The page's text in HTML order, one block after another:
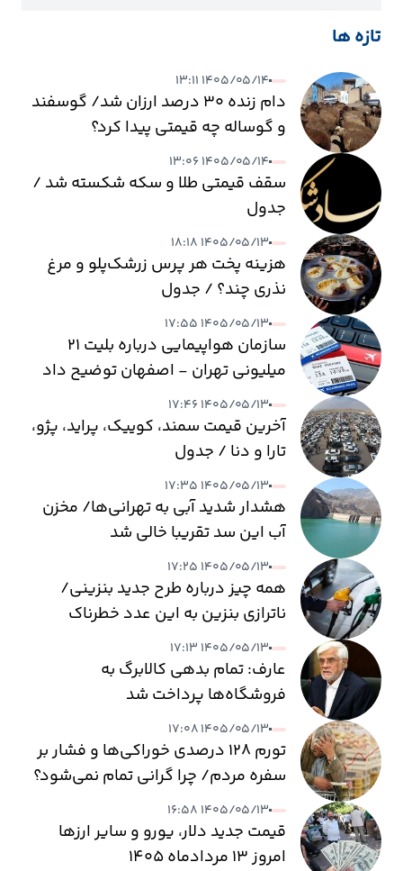
تازه ها
۱۴۰۵/۰۵/۱۴ ۱۳:۱۱
دام زنده ۳۰ درصد ارزان شد/ گوسفند
و گوساله چه قیمتی پیدا کرد؟
۱۴۰۵/۰۵/۱۴ ۱۳:۰۶
سقف قیمتی طلا و سکه شکسته شد /
جدول
۱۴۰۵/۰۵/۱۳ ۱۸:۱۸
هزینه پخت هر پرس زرشک‌پلو و مرغ
نذری چند؟ / جدول
۱۴۰۵/۰۵/۱۳ ۱۷:۵۵
سازمان هواپیمایی درباره بلیت ۲۱
میلیونی تهران - اصفهان توضیح داد
۱۴۰۵/۰۵/۱۳ ۱۷:۴۶
آخرین قیمت سمند، کوییک، پراید، پژو،
تارا و دنا / جدول
۱۴۰۵/۰۵/۱۳ ۱۷:۳۵
هشدار شدید آبی به تهرانی‌ها/ مخزن
آب این سد تقریبا خالی شد
۱۴۰۵/۰۵/۱۳ ۱۷:۲۵
همه چیز درباره طرح جدید بنزینی/
ناترازی بنزین به این عدد خطرناک
می‌رسد
۱۴۰۵/۰۵/۱۳ ۱۷:۱۳
عارف: تمام بدهی کالابرگ به
فروشگاه‌ها پرداخت شد
۱۴۰۵/۰۵/۱۳ ۱۷:۰۸
تورم ۱۲۸ درصدی خوراکی‌ها و فشار بر
سفره مردم/ چرا گرانی تمام نمی‌شود؟
۱۴۰۵/۰۵/۱۳ ۱۶:۵۸
قیمت جدید دلار، یورو و سایر ارزها
امروز ۱۳ مردادماه ۱۴۰۵